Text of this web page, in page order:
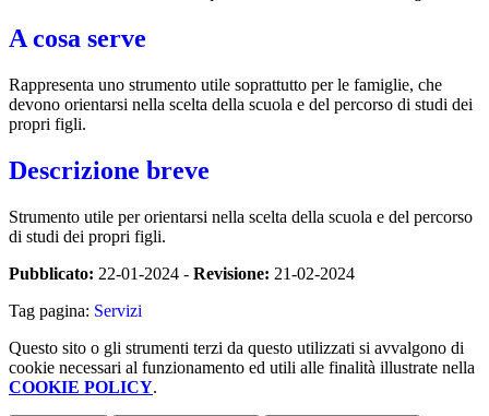
A cosa serve
Rappresenta uno strumento utile soprattutto per le famiglie, che
devono orientarsi nella scelta della scuola e del percorso di studi dei
propri figli.
Descrizione breve
Strumento utile per orientarsi nella scelta della scuola e del percorso
di studi dei propri figli.
Pubblicato: 22-01-2024 - Revisione: 21-02-2024
Tag pagina: Servizi
Questo sito o gli strumenti terzi da questo utilizzati si avvalgono di
cookie necessari al funzionamento ed utili alle finalità illustrate nella
COOKIE POLICY.